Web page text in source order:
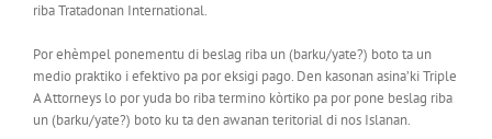
riba Tratadonan International.
Por ehèmpel ponementu di beslag riba un (barku/yate?) boto ta un
medio praktiko i efektivo pa por eksigi pago. Den kasonan asina’ki Triple
A Attorneys lo por yuda bo riba termino kòrtiko pa por pone beslag riba
un (barku/yate?) boto ku ta den awanan teritorial di nos Islanan.